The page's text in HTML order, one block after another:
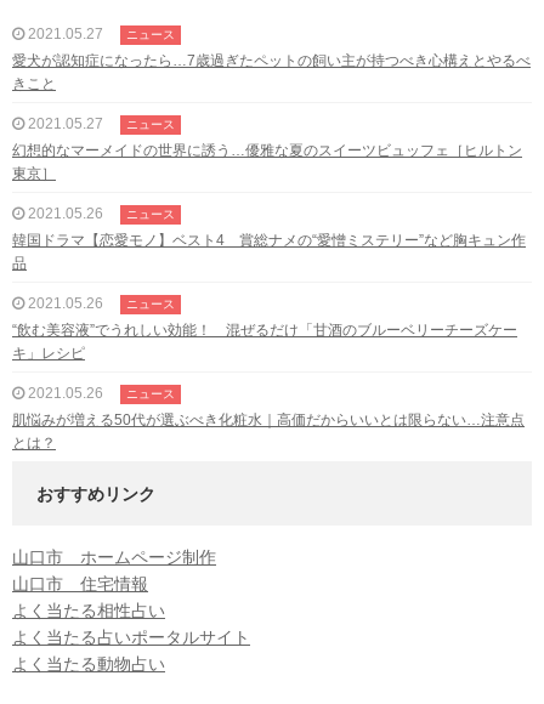
2021.05.27 ニュース
愛犬が認知症になったら…7歳過ぎたペットの飼い主が持つべき心構えとやるべ
きこと
2021.05.27 ニュース
幻想的なマーメイドの世界に誘う…優雅な夏のスイーツビュッフェ［ヒルトン
東京］
2021.05.26 ニュース
韓国ドラマ【恋愛モノ】ベスト4 賞総ナメの“愛憎ミステリー”など胸キュン作
品
2021.05.26 ニュース
“飲む美容液”でうれしい効能！ 混ぜるだけ「甘酒のブルーベリーチーズケー
キ」レシピ
2021.05.26 ニュース
肌悩みが増える50代が選ぶべき化粧水｜高価だからいいとは限らない…注意点
とは？
おすすめリンク
山口市 ホームページ制作
山口市 住宅情報
よく当たる相性占い
よく当たる占いポータルサイト
よく当たる動物占い